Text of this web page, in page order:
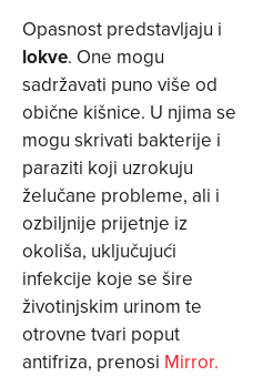
Opasnost predstavljaju i
lokve. One mogu
sadržavati puno više od
obične kišnice. U njima se
mogu skrivati bakterije i
paraziti koji uzrokuju
želučane probleme, ali i
ozbiljnije prijetnje iz
okoliša, uključujući
infekcije koje se šire
životinjskim urinom te
otrovne tvari poput
antifriza, prenosi Mirror.